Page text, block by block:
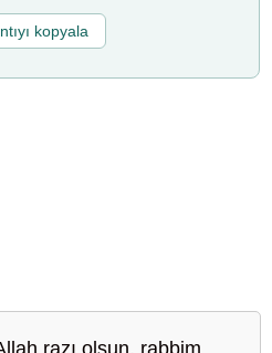
kopyala
razı olsun, rabbim